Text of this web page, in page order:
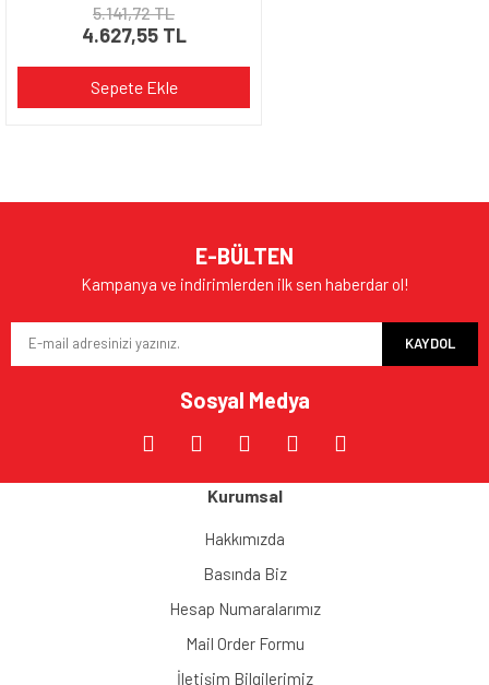
5.141,72 TL
4.627,55 TL
Sepete Ekle
E-BÜLTEN
Kampanya ve indirimlerden ilk sen haberdar ol!
KAYDOL
Sosyal Medya
Kurumsal
Hakkımızda
Basında Biz
Hesap Numaralarımız
Mail Order Formu
İletişim Bilgilerimiz